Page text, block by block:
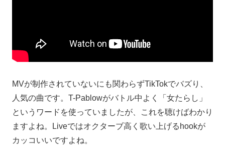
MVが制作されていないにも関わらずTikTokでバズり、
人気の曲です。T-Pablowがバトル中よく「女たらし」
というワードを使っていましたが、これを聴けばわかり
ますよね。Liveではオクターブ高く歌い上げるhookが
カッコいいですよね。